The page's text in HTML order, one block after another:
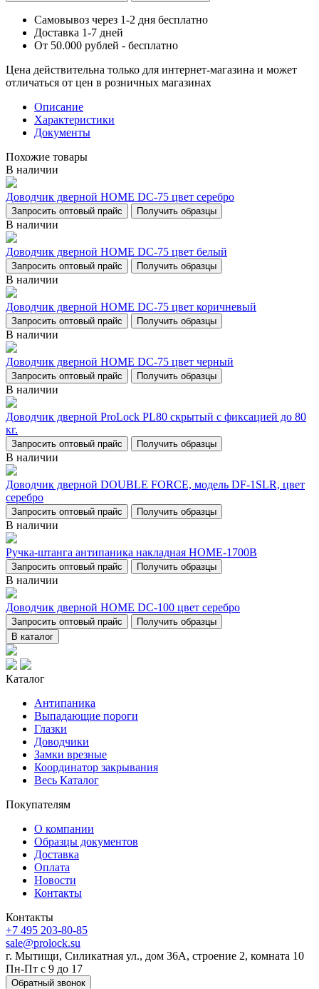
Самовывоз через 1-2 дня бесплатно
Доставка 1-7 дней
От 50.000 рублей - бесплатно
Цена действительна только для интернет-магазина и может
отличаться от цен в розничных магазинах
Описание
Характеристики
Документы
Похожие товары
В наличии
Доводчик дверной НОМЕ DC-75 цвет серебро
Запросить оптовый прайс Получить образцы
В наличии
Доводчик дверной НОМЕ DC-75 цвет белый
Запросить оптовый прайс Получить образцы
В наличии
Доводчик дверной НОМЕ DC-75 цвет коричневый
Запросить оптовый прайс Получить образцы
В наличии
Доводчик дверной НОМЕ DC-75 цвет черный
Запросить оптовый прайс Получить образцы
В наличии
Доводчик дверной ProLock PL80 скрытый с фиксацией до 80
кг.
Запросить оптовый прайс Получить образцы
В наличии
Доводчик дверной DOUBLE FORCE, модель DF-1SLR, цвет
серебро
Запросить оптовый прайс Получить образцы
В наличии
Ручка-штанга антипаника накладная НОМЕ-1700В
Запросить оптовый прайс Получить образцы
В наличии
Доводчик дверной НОМЕ DC-100 цвет серебро
Запросить оптовый прайс
Получить образцы
В каталог
Каталог
Антипаника
Выпадающие пороги
Глазки
Доводчики
Замки врезные
Координатор закрывания
Весь Каталог
Покупателям
О компании
Образцы документов
Доставка
Оплата
Новости
Контакты
Контакты
+7 495 203-80-85
sale@prolock.su
г. Мытищи, Силикатная ул., дом 36А, строение 2, комната 10
Пн-Пт с 9 до 17
Обратный звонок